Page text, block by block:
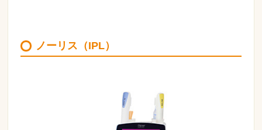
ノーリス（IPL）